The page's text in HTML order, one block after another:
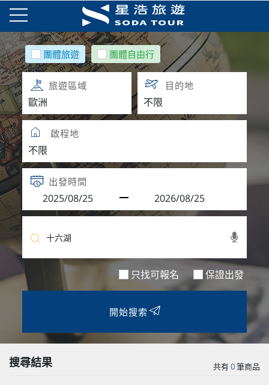
團體旅遊 團體自由行
旅遊區域 目的地
啟程地
出發時間
只找可報名 保證出發
開始搜索
搜尋結果 共有0筆商品